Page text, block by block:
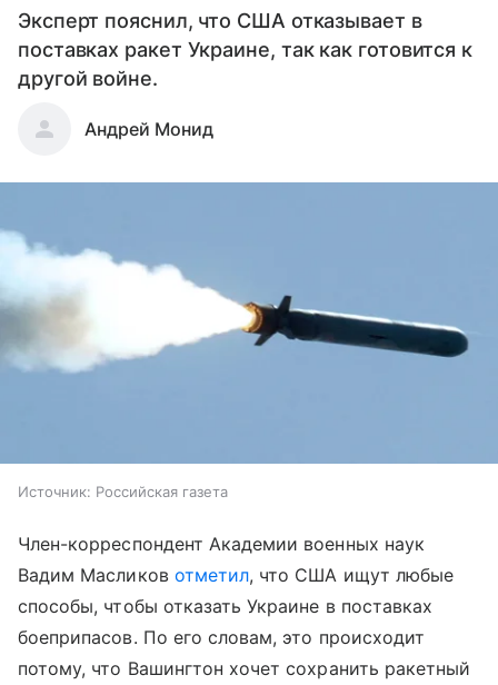
Эксперт пояснил, что США отказывает в
поставках ракет Украине, так как готовится к
другой войне.
Андрей Монид
Источник: Российская газета
Член-корреспондент Академии военных наук
Вадим Масликов отметил, что США ищут любые
способы, чтобы отказать Украине в поставках
боеприпасов. По его словам, это происходит
потому, что Вашингтон хочет сохранить ракетный